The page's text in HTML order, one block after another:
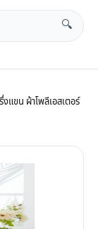
🔍
แขน ผ้าโพลีเอสเตอร์